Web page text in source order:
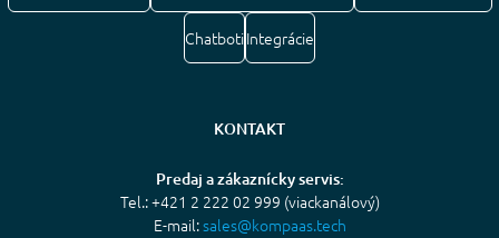
ChatbotiIntegrácie
KONTAKT
Predaj a zákaznícky servis:
Tel.: +421 2 222 02 999 (viackanálový)
E-mail:sales@kompaas.tech